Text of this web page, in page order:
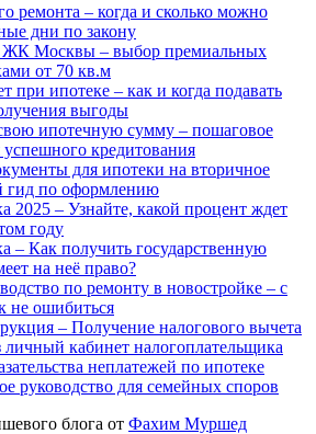
ремонта – когда и сколько можно
дни по закону
Москвы – выбор премиальных
от 70 кв.м
при ипотеке – как и когда подавать
выгоды
ипотечную сумму – пошаговое
успешного кредитования
для ипотеки на вторичное
гид по оформлению
2025 – Узнайте, какой процент ждет
году
– Как получить государственную
на неё право?
по ремонту в новостройке – с
не ошибиться
– Получение налогового вычета
личный кабинет налогоплательщика
неплатежей по ипотеке
руководство для семейных споров
блога от Фахим Муршед